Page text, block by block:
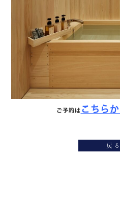
ご予約は こちら
戻る